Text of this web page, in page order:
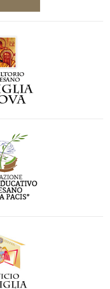
Diocesano
Diocesano "Regina
la pastorale della Famiglia
di Pozzuoli